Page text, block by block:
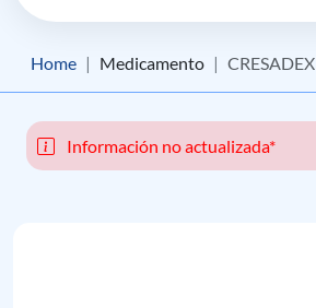
Home Medicamento CRESADEX
Información no actualizada*